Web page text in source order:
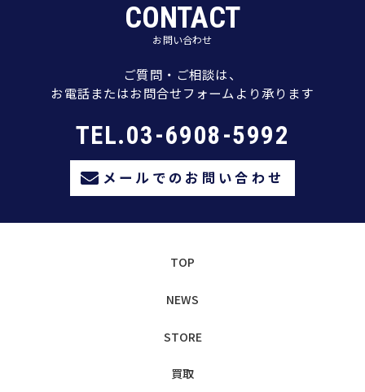
CONTACT
お問い合わせ
ご質問・ご相談は、
お電話またはお問合せフォームより承ります
TEL.03-6908-5992
メールでのお問い合わせ
TOP
NEWS
STORE
買取